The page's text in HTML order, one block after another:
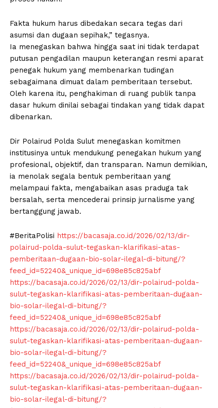
Fakta hukum harus dibedakan secara tegas dari
asumsi dan dugaan sepihak,” tegasnya.
Ia menegaskan bahwa hingga saat ini tidak terdapat
putusan pengadilan maupun keterangan resmi aparat
penegak hukum yang membenarkan tudingan
sebagaimana dimuat dalam pemberitaan tersebut.
Oleh karena itu, penghakiman di ruang publik tanpa
dasar hukum dinilai sebagai tindakan yang tidak dapat
dibenarkan.
Dir Polairud Polda Sulut menegaskan komitmen
institusinya untuk mendukung penegakan hukum yang
profesional, objektif, dan transparan. Namun demikian,
ia menolak segala bentuk pemberitaan yang
melampaui fakta, mengabaikan asas praduga tak
bersalah, serta mencederai prinsip jurnalisme yang
bertanggung jawab.
#BeritaPolisi https://bacasaja.co.id/2026/02/13/dir-
polairud-polda-sulut-tegaskan-klarifikasi-atas-
pemberitaan-dugaan-bio-solar-ilegal-di-bitung/?
feed_id=52240&_unique_id=698e85c825abf
https://bacasaja.co.id/2026/02/13/dir-polairud-polda-
sulut-tegaskan-klarifikasi-atas-pemberitaan-dugaan-
bio-solar-ilegal-di-bitung/?
feed_id=52240&_unique_id=698e85c825abf
https://bacasaja.co.id/2026/02/13/dir-polairud-polda-
sulut-tegaskan-klarifikasi-atas-pemberitaan-dugaan-
bio-solar-ilegal-di-bitung/?
feed_id=52240&_unique_id=698e85c825abf
https://bacasaja.co.id/2026/02/13/dir-polairud-polda-
sulut-tegaskan-klarifikasi-atas-pemberitaan-dugaan-
bio-solar-ilegal-di-bitung/?